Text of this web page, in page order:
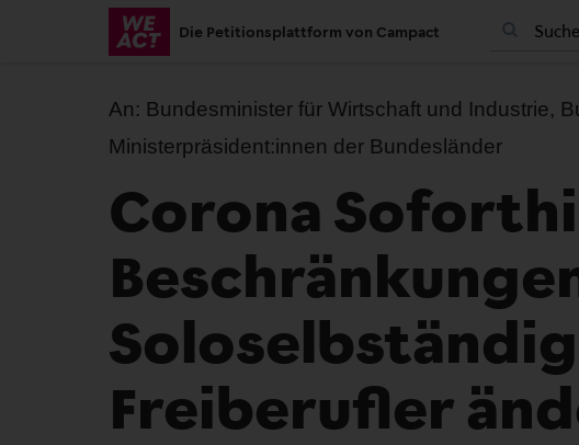
Die Petitionsplattform von Campact
An: Bundesminister für Wirtschaft und Industrie,
Ministerpräsident:innen der Bundesländer
Corona
Freiberufler